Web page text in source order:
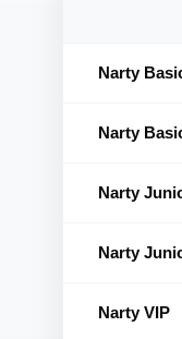
Narty
Narty
Narty
Narty
Narty VIP